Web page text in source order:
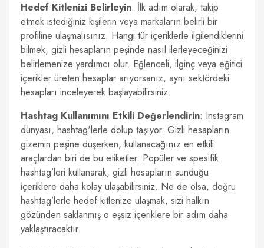
Hedef Kitlenizi Belirleyin: İlk adım olarak, takip
etmek istediğiniz kişilerin veya markaların belirli bir
profiline ulaşmalısınız. Hangi tür içeriklerle ilgilendiklerini
bilmek, gizli hesapların peşinde nasıl ilerleyeceğinizi
belirlemenize yardımcı olur. Eğlenceli, ilginç veya eğitici
içerikler üreten hesaplar arıyorsanız, aynı sektördeki
hesapları inceleyerek başlayabilirsiniz.
Hashtag Kullanımını Etkili Değerlendirin: Instagram
dünyası, hashtag'lerle dolup taşıyor. Gizli hesapların
gizemin peşine düşerken, kullanacağınız en etkili
araçlardan biri de bu etiketler. Popüler ve spesifik
hashtag’leri kullanarak, gizli hesapların sunduğu
içeriklere daha kolay ulaşabilirsiniz. Ne de olsa, doğru
hashtag’lerle hedef kitlenize ulaşmak, sizi halkın
gözünden saklanmış o eşsiz içeriklere bir adım daha
yaklaştıracaktır.